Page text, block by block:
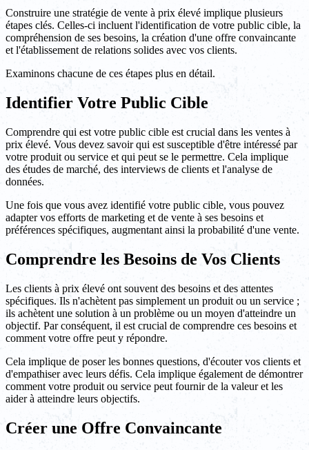
Construire une stratégie de vente à prix élevé implique plusieurs
étapes clés. Celles-ci incluent l'identification de votre public cible, la
compréhension de ses besoins, la création d'une offre convaincante
et l'établissement de relations solides avec vos clients.
Examinons chacune de ces étapes plus en détail.
Identifier Votre Public Cible
Comprendre qui est votre public cible est crucial dans les ventes à
prix élevé. Vous devez savoir qui est susceptible d'être intéressé par
votre produit ou service et qui peut se le permettre. Cela implique
des études de marché, des interviews de clients et l'analyse de
données.
Une fois que vous avez identifié votre public cible, vous pouvez
adapter vos efforts de marketing et de vente à ses besoins et
préférences spécifiques, augmentant ainsi la probabilité d'une vente.
Comprendre les Besoins de Vos Clients
Les clients à prix élevé ont souvent des besoins et des attentes
spécifiques. Ils n'achètent pas simplement un produit ou un service ;
ils achètent une solution à un problème ou un moyen d'atteindre un
objectif. Par conséquent, il est crucial de comprendre ces besoins et
comment votre offre peut y répondre.
Cela implique de poser les bonnes questions, d'écouter vos clients et
d'empathiser avec leurs défis. Cela implique également de démontrer
comment votre produit ou service peut fournir de la valeur et les
aider à atteindre leurs objectifs.
Créer une Offre Convaincante